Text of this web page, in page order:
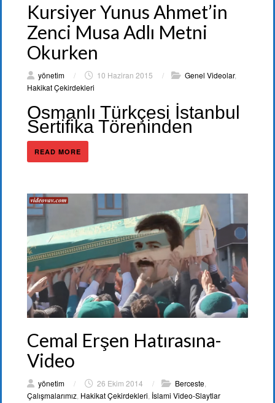
Kursiyer Yunus Ahmet’in
Zenci Musa Adlı Metni
Okurken
yönetim / 10 Haziran 2015 / Genel Videolar,
Hakikat Çekirdekleri
Osmanlı Türkçesi İstanbul
Sertifika Töreninden
READ MORE
Cemal Erşen Hatırasına-
Video
yönetim / 26 Ekim 2014 / Berceste
Çalışmalarımız Hakikat Çekirdekleri İslami Video-Slaytlar